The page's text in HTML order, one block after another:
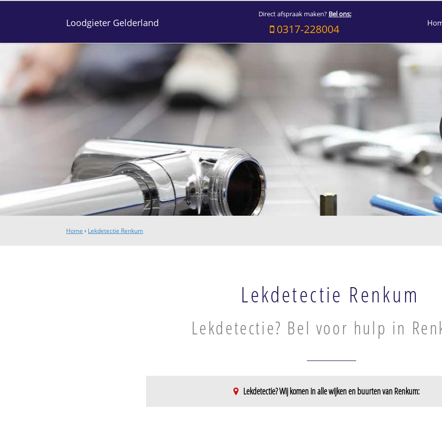
Loodgieter Gelderland
Direct afspraak maken? Bel ons:
0317-228004
Home › Lekdetectie Renkum
Lekdetectie Renkum
Lekdetectie? Bel voor hulp in
Lekdetectie? Wij komen in alle wijken en buurten van Renkum: